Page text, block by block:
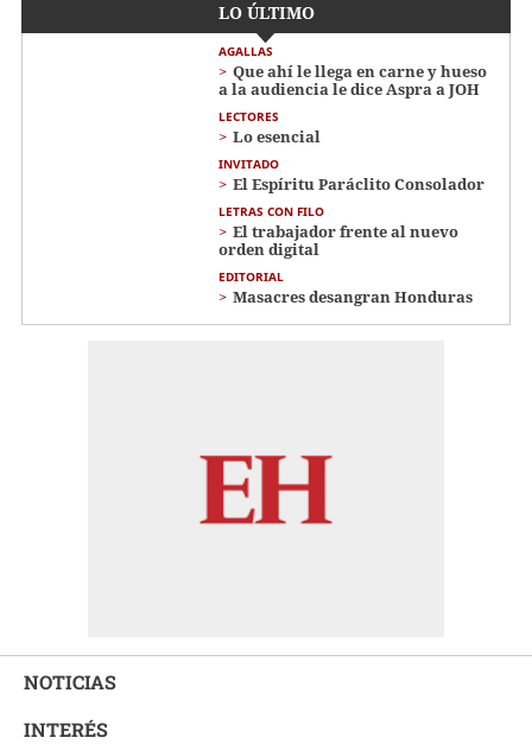
LO ÚLTIMO
AGALLAS
Que ahí le llega en carne y hueso
a la audiencia le dice Aspra a JOH
LECTORES
Lo esencial
INVITADO
El Espíritu Paráclito Consolador
LETRAS CON FILO
El trabajador frente al nuevo
orden digital
EDITORIAL
Masacres desangran Honduras
NOTICIAS
INTERÉS